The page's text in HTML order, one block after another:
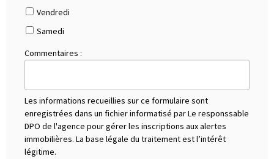
Vendredi
Samedi
Commentaires :
Les informations recueillies sur ce formulaire sont
enregistrées dans un fichier informatisé par Le responssable
DPO de l'agence pour gérer les inscriptions aux alertes
immobilières. La base légale du traitement est l’intérêt
légitime.